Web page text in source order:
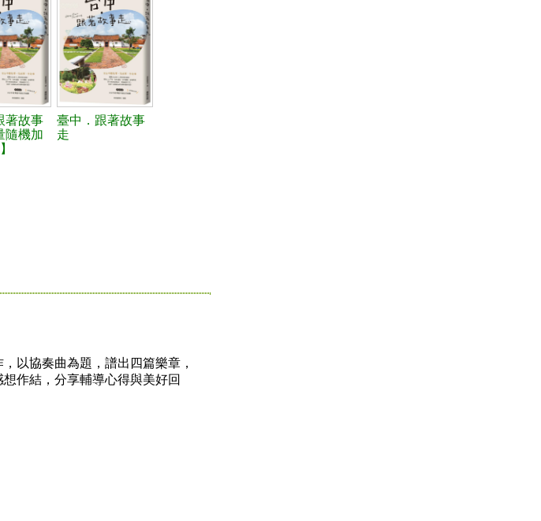
著故事
隨機加
臺中．跟著故事
走
以協奏曲為題，譜出四篇樂章，
作結，分享輔導心得與美好回